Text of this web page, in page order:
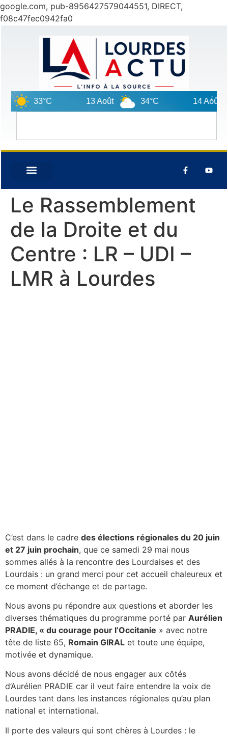
google.com, pub-8956427579044551, DIRECT,
f08c47fec0942fa0
33°C 13 Août 34°C 14 Août
Le Rassemblement
de la Droite et du
Centre : LR – UDI –
LMR à Lourdes
C’est dans le cadre des élections régionales du 20 juin
et 27 juin prochain, que ce samedi 29 mai nous
sommes allés à la rencontre des Lourdaises et des
Lourdais : un grand merci pour cet accueil chaleureux et
ce moment d’échange et de partage.
Nous avons pu répondre aux questions et aborder les
diverses thématiques du programme porté par Aurélien
PRADIE, « du courage pour l’Occitanie » avec notre
tête de liste 65, Romain GIRAL et toute une équipe,
motivée et dynamique.
Nous avons décidé de nous engager aux côtés
d’Aurélien PRADIE car il veut faire entendre la voix de
Lourdes tant dans les instances régionales qu’au plan
national et international.
Il porte des valeurs qui sont chères à Lourdes : le